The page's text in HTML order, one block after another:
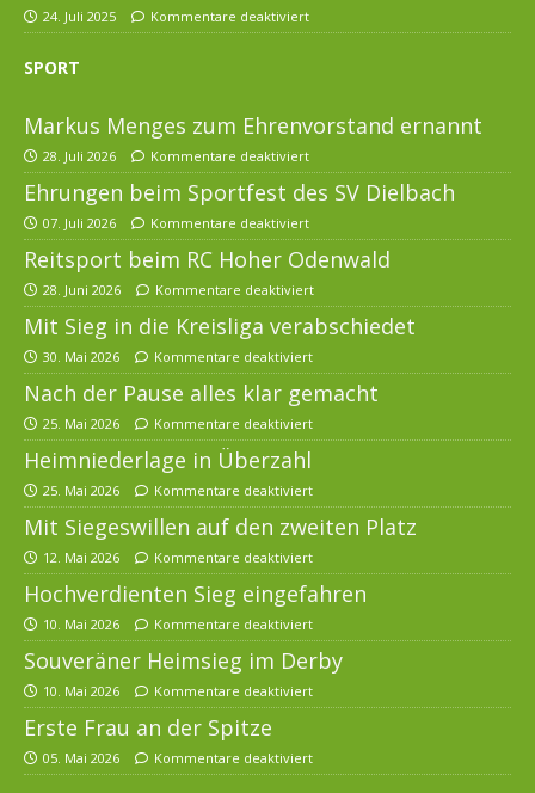
24. Juli 2025 Kommentare deaktiviert
SPORT
Markus Menges zum Ehrenvorstand ernannt
28. Juli 2026 Kommentare deaktiviert
Ehrungen beim Sportfest des SV Dielbach
07. Juli 2026 Kommentare deaktiviert
Reitsport beim RC Hoher Odenwald
28. Juni 2026 Kommentare deaktiviert
Mit Sieg in die Kreisliga verabschiedet
30. Mai 2026 Kommentare deaktiviert
Nach der Pause alles klar gemacht
25. Mai 2026 Kommentare deaktiviert
Heimniederlage in Überzahl
25. Mai 2026 Kommentare deaktiviert
Mit Siegeswillen auf den zweiten Platz
12. Mai 2026 Kommentare deaktiviert
Hochverdienten Sieg eingefahren
10. Mai 2026 Kommentare deaktiviert
Souveräner Heimsieg im Derby
10. Mai 2026 Kommentare deaktiviert
Erste Frau an der Spitze
05. Mai 2026 Kommentare deaktiviert